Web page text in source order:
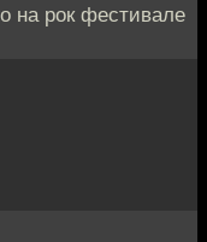
на рок фестивале